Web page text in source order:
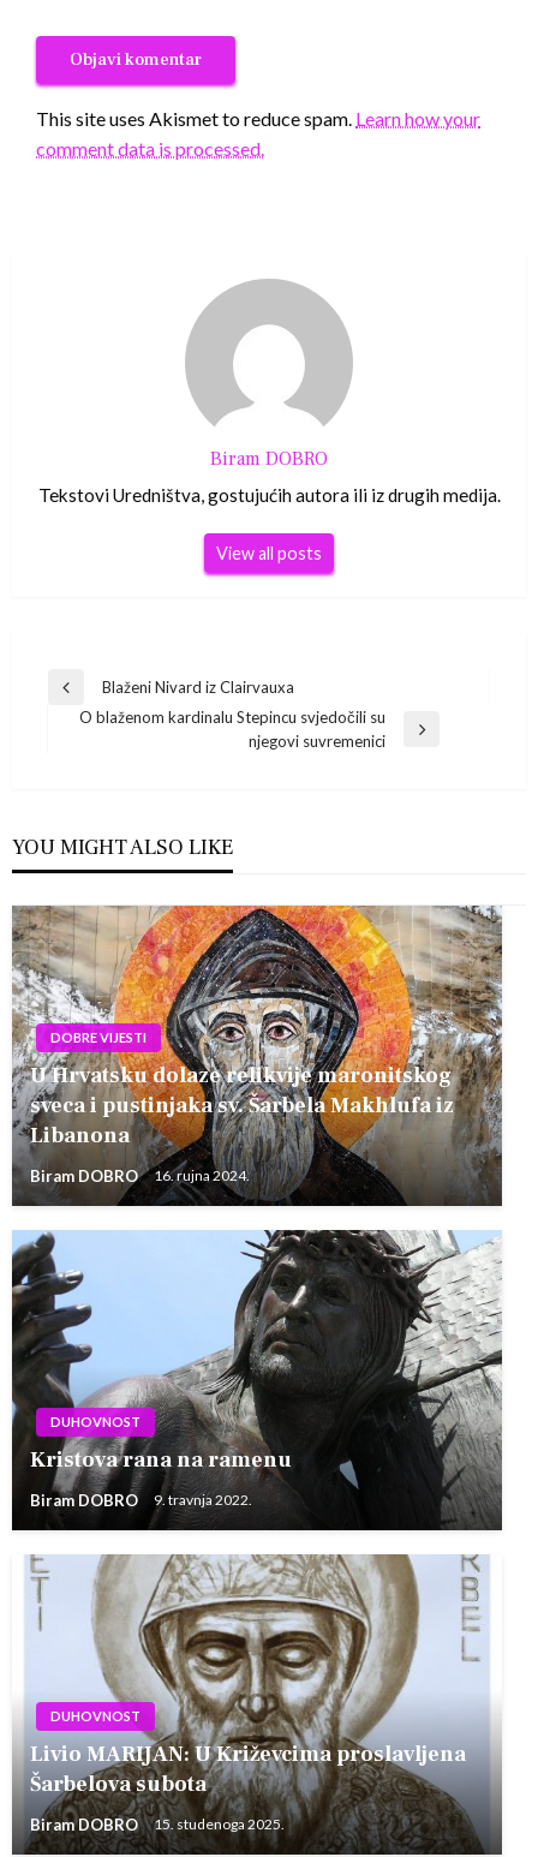
This site uses Akismet to reduce spam. Learn how your
comment data is processed.
Biram DOBRO
Tekstovi Uredništva, gostujućih autora ili iz drugih medija.
View all posts
Navigacija
Previous
Blaženi Nivard iz Clairvauxa
O blaženom kardinalu Stepincu svjedočili su
njegovi suvremenici
YOU MIGHT ALSO LIKE
DOBRE VIJESTI
U Hrvatsku dolaze relikvije maronitskog
sveca i pustinjaka sv. Šarbela Makhlufa iz
Libanona
Biram DOBRO 16. rujna 2024.
DUHOVNOST
Kristova rana na ramenu
Biram DOBRO 9. travnja 2022.
DUHOVNOST
Livio MARIJAN: U Križevcima proslavljena
Šarbelova subota
Biram DOBRO 15. studenoga 2025.